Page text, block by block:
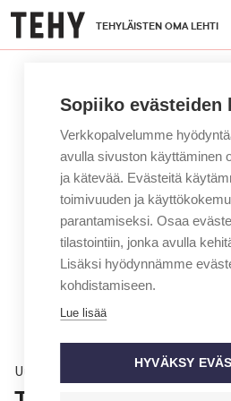
Hyppää
pääsisältöön
TEHYLÄISTEN OMA LEHTI
Uutinen
Sopiiko evästeiden
Verkkopalvelumme
avulla sivuston käyttäminen
ja kätevää. Evästeitä
toimivuuden ja
parantamiseksi. Osaa
tilastointiin, jonka avulla
Lisäksi hyödynnämme
kohdistamiseen.
Lue lisää
HYVÄKSY